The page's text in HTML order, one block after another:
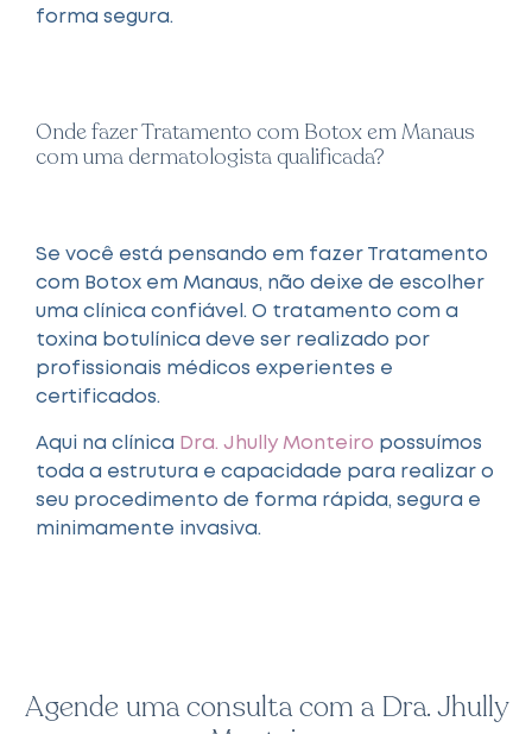
forma segura.
Onde fazer Tratamento com Botox em Manaus
com uma dermatologista qualificada?
Se você está pensando em fazer Tratamento
com Botox em Manaus, não deixe de escolher
uma clínica confiável. O tratamento com a
toxina botulínica deve ser realizado por
profissionais médicos experientes e
certificados.
Aqui na clínica Dra. Jhully Monteiro possuímos
toda a estrutura e capacidade para realizar o
seu procedimento de forma rápida, segura e
minimamente invasiva.
Agende uma consulta com a Dra. Jhully